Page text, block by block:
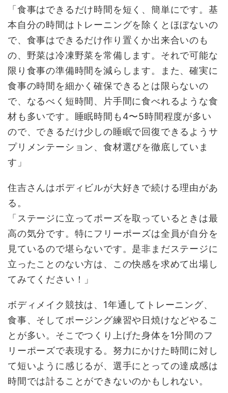
「食事はできるだけ時間を短く、簡単にです。基
本自分の時間はトレーニングを除くとほぼないの
で、食事はできるだけ作り置くか出来合いのも
の、野菜は冷凍野菜を常備します。それで可能な
限り食事の準備時間を減らします。また、確実に
食事の時間を細かく確保できるとは限らないの
で、なるべく短時間、片手間に食べれるような食
材も多いです。睡眠時間も4〜5時間程度が多い
ので、できるだけ少しの睡眠で回復できるようサ
プリメンテーション、食材選びを徹底していま
す」
住吉さんはボディビルが大好きで続ける理由があ
る。
「ステージに立ってポーズを取っているときは最
高の気分です。特にフリーポーズは全員が自分を
見ているので堪らないです。是非まだステージに
立ったことのない方は、この快感を求めて出場し
てみてください！」
ボディメイク競技は、1年通してトレーニング、
食事、そしてポージング練習や日焼けなどやるこ
とが多い。そこでつくり上げた身体を1分間のフ
リーポーズで表現する。努力にかけた時間に対し
て短いように感じるが、選手にとっての達成感は
時間では計ることができないのかもしれない。